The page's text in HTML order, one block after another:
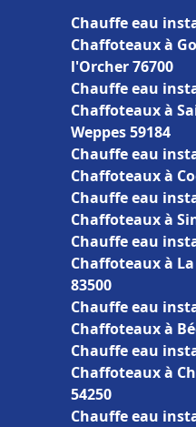
Chauffe eau
Chaffoteaux à
l'Orcher 76700
Chauffe eau
Chaffoteaux à
Weppes 59184
Chauffe eau
Chaffoteaux à
Chauffe eau
Chaffoteaux à
Chauffe eau
Chaffoteaux à
83500
Chauffe eau
Chaffoteaux à
Chauffe eau
Chaffoteaux à
54250
Chauffe eau